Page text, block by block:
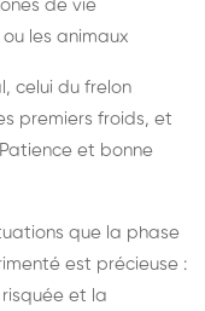
de vie
les animaux
celui du frelon
premiers froids, et
et bonne
que la phase
est précieuse :
et la